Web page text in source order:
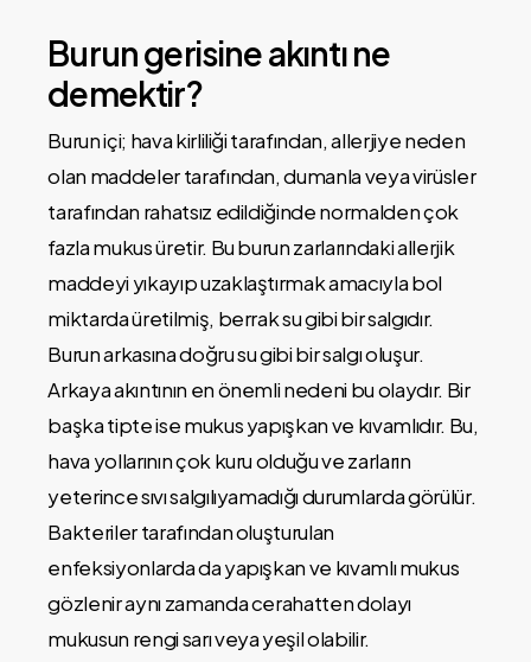
Burun gerisine akıntı ne
demektir?
Burun içi; hava kirliliği tarafından, allerjiye neden
olan maddeler tarafından, dumanla veya virüsler
tarafından rahatsız edildiğinde normalden çok
fazla mukus üretir. Bu burun zarlarındaki allerjik
maddeyi yıkayıp uzaklaştırmak amacıyla bol
miktarda üretilmiş, berrak su gibi bir salgıdır.
Burun arkasına doğru su gibi bir salgı oluşur.
Arkaya akıntının en önemli nedeni bu olaydır. Bir
başka tipte ise mukus yapışkan ve kıvamlıdır. Bu,
hava yollarının çok kuru olduğu ve zarların
yeterince sıvı salgılıyamadığı durumlarda görülür.
Bakteriler tarafından oluşturulan
enfeksiyonlarda da yapışkan ve kıvamlı mukus
gözlenir aynı zamanda cerahatten dolayı
mukusun rengi sarı veya yeşil olabilir.